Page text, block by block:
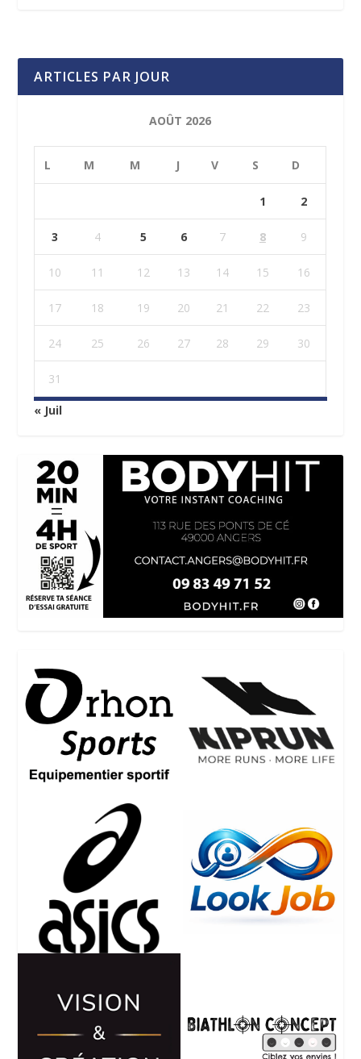
ARTICLES PAR JOUR
AOÛT 2026
L M M J V S D
1 2
3 4 5 6 7 8 9
10 11 12 13 14 15 16
17 18 19 20 21 22 23
24 25 26 27 28 29 30
31
« Juil